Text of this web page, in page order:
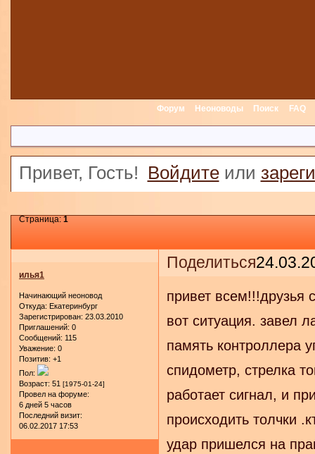
Форум Неоноводы Поиск FAQ
Привет, Гость! Войдитеили
Страница:1
Поделиться
илья1
Начинающий неоновод
Откуда: Екатеринбург
Зарегистрирован: 23.03.2010
Приглашений: 0
Сообщений: 115
Уважение: 0
Позитив: +1
Пол:
Возраст: 51 [1975-01-24]
Провел на форуме:
6 дней 5 часов
Последний визит:
06.02.2017 17:53
привет всем!!!друзья
вот ситуация. завел
память контроллера
спидометр, стрелка
работает сигнал, и
происходить толчки
удар пришелся на